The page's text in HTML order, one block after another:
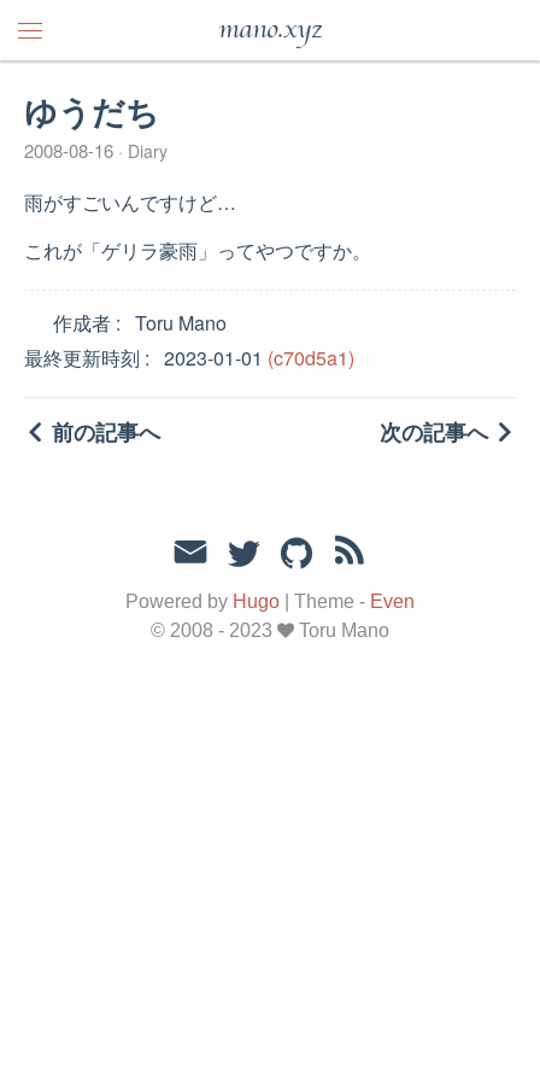
mano.xyz
ゆうだち
2008-08-16 Diary
雨がすごいんですけど…
これが「ゲリラ豪雨」ってやつですか。
作成者
Toru Mano
最終更新時刻
2023-01-01 (c70d5a1)
前の記事へ 次の記事へ
Powered by Hugo Theme - Even
© 2008 - 2023
Toru Mano